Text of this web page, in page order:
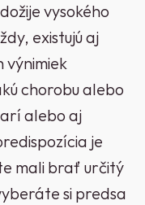
vysokého
existujú aj
výnimiek
chorobu alebo
alebo aj
je
mali brať určitý
si predsa